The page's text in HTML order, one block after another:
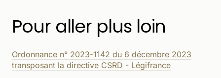
Pour aller plus loin
Ordonnance n° 2023-1142 du 6 décembre 2023
transposant la directive CSRD - Légifrance